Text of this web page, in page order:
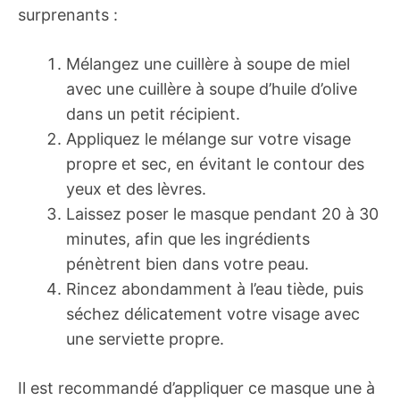
surprenants :
Mélangez une cuillère à soupe de miel
avec une cuillère à soupe d’huile d’olive
dans un petit récipient.
Appliquez le mélange sur votre visage
propre et sec, en évitant le contour des
yeux et des lèvres.
Laissez poser le masque pendant 20 à 30
minutes, afin que les ingrédients
pénètrent bien dans votre peau.
Rincez abondamment à l’eau tiède, puis
séchez délicatement votre visage avec
une serviette propre.
Il est recommandé d’appliquer ce masque une à